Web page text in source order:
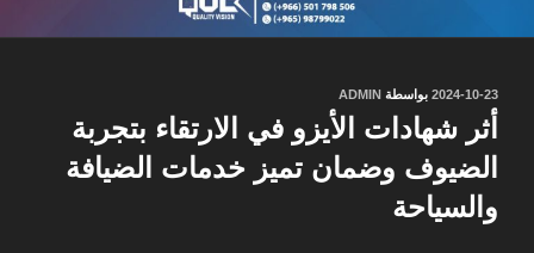
نُشر
في
2024-10-23 بواسطة ADMIN
أثر شهادات الأيزو في الارتقاء بتجربة
الضيوف وضمان تميز خدمات الضيافة
والسياحة